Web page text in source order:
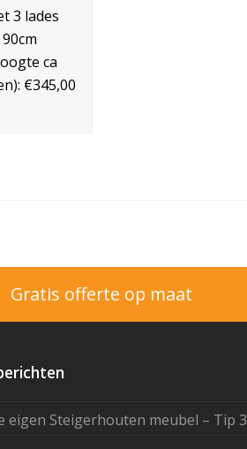
3 lades
ca
€345,00
Gratis offerte op maat
eigen Steigerhouten meubel – Tip 3